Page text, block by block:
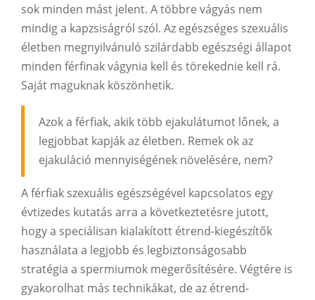
sok minden mást jelent. A többre vágyás nem
mindig a kapzsiságról szól. Az egészséges szexuális
életben megnyilvánuló szilárdabb egészségi állapot
minden férfinak vágynia kell és törekednie kell rá.
Saját maguknak köszönhetik.
Azok a férfiak, akik több ejakulátumot lőnek, a
legjobbat kapják az életben. Remek ok az
ejakuláció mennyiségének növelésére, nem?
A férfiak szexuális egészségével kapcsolatos egy
évtizedes kutatás arra a következtetésre jutott,
hogy a speciálisan kialakított étrend-kiegészítők
használata a legjobb és legbiztonságosabb
stratégia a spermiumok megerősítésére. Végtére is
gyakorolhat más technikákat, de az étrend-